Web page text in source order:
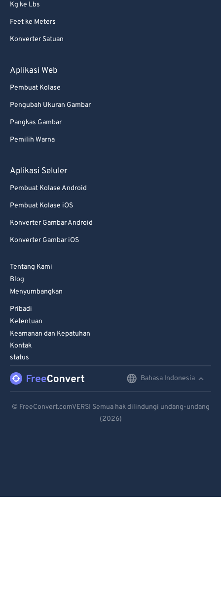
Kg ke Lbs
Feet ke Meters
Konverter Satuan
Aplikasi Web
Pembuat Kolase
Pengubah Ukuran Gambar
Pangkas Gambar
Pemilih Warna
Aplikasi Seluler
Pembuat Kolase Android
Pembuat Kolase iOS
Konverter Gambar Android
Konverter Gambar iOS
Tentang Kami
Blog
Menyumbangkan
Pribadi
Ketentuan
Keamanan dan Kepatuhan
Kontak
status
Bahasa Indonesia
Español
© FreeConvert.comVERSI Semua hak dilindungi undang-undang
(2026)